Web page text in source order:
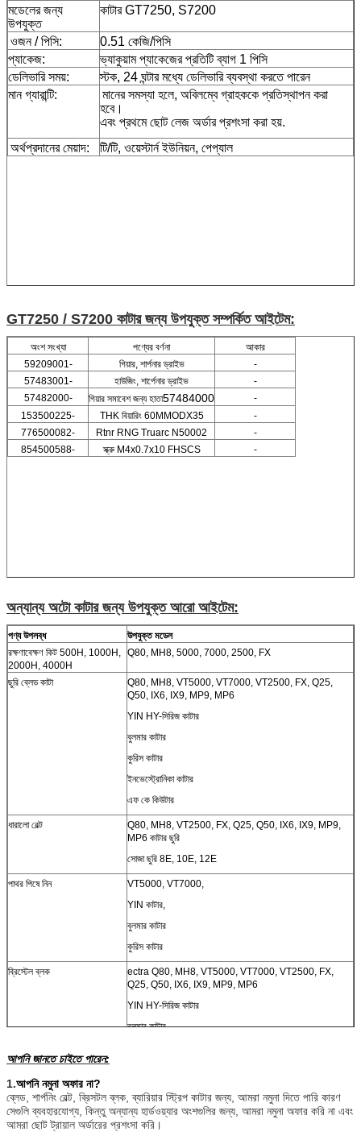
মডেলের জন্য
উপযুক্ত
কাটার GT7250, S7200
ওজন / পিসি:
0.51 কেজি/পিসি
প্যাকেজ:
ভ্যাকুয়াম প্যাকেজের প্রতিটি ব্যাগ 1 পিসি
ডেলিভারি সময়:
স্টক, 24 ঘন্টার মধ্যে ডেলিভারি ব্যবস্থা করতে পারেন
মান গ্যারান্টি:
মানের সমস্যা হলে, অবিলম্বে গ্রাহককে প্রতিস্থাপন করা
হবে।
এবং প্রথমে ছোট লেজ অর্ডার প্রশংসা করা হয়.
অর্থপ্রদানের মেয়াদ:
টি/টি, ওয়েস্টার্ন ইউনিয়ন, পেপ্যাল
GT7250 / S7200 কাটার জন্য উপযুক্ত সম্পর্কিত আইটেম:
অংশ সংখ্যা পণ্যের বর্ণনা
আকার
59209001-
গিয়ার, শার্পনার ড্রাইভ
-
57483001-
হাউজিং, শার্পেনার ড্রাইভ
-
57482000-
গিয়ার সমাবেশ জন্য হাতা57484000
-
153500225-
THK বিয়ারিং 60MMODX35
-
776500082-
Rtnr RNG Truarc N50002
-
854500588-
স্ক্রু M4x0.7x10 FHSCS -
অন্যান্য অটো কাটার জন্য উপযুক্ত আরো আইটেম:
পণ্য উপলব্ধ
উপযুক্ত মডেল
রক্ষণাবেক্ষণ কিট 500H, 1000H,
2000H, 4000H
Q80, MH8, 5000, 7000, 2500, FX
ছুরি ব্লেড কাটা
Q80, MH8, VT5000, VT7000, VT2500, FX, Q25,
Q50, IX6, IX9, MP9, MP6
YIN HY-সিরিজ কাটার
বুলমার কাটার
কুরিস কাটার
ইনভেস্ট্রোনিকা কাটার
এফ কে কিউটার
ধারালো বেল্ট
Q80, MH8, VT2500, FX, Q25, Q50, IX6, IX9, MP9,
MP6 কাটার ছুরি
সোজা ছুরি 8E, 10E, 12E
পাথর পিষে নিন
VT5000, VT7000,
YIN কাটার,
বুলমার কাটার
কুরিস কাটার
ব্রিস্টেল ব্লক
ectra Q80, MH8, VT5000, VT7000, VT2500, FX,
Q25, Q50, IX6, IX9, MP9, MP6
YIN HY-সিরিজ কাটার
বুলমার কাটার
আপনি জানতে চাইতে পারেন:
1.আপনি নমুনা অফার না?
ব্লেড, শার্পনিং বেল্ট, ব্রিসটল ব্লক, ব্যারিয়ার স্ট্রিপ কাটার জন্য, আমরা নমুনা দিতে পারি কারণ
সেগুলি ব্যবহারযোগ্য, কিন্তু অন্যান্য হার্ডওয়্যার অংশগুলির জন্য, আমরা নমুনা অফার করি না এবং
আমরা ছোট ট্রায়াল অর্ডারের প্রশংসা করি।